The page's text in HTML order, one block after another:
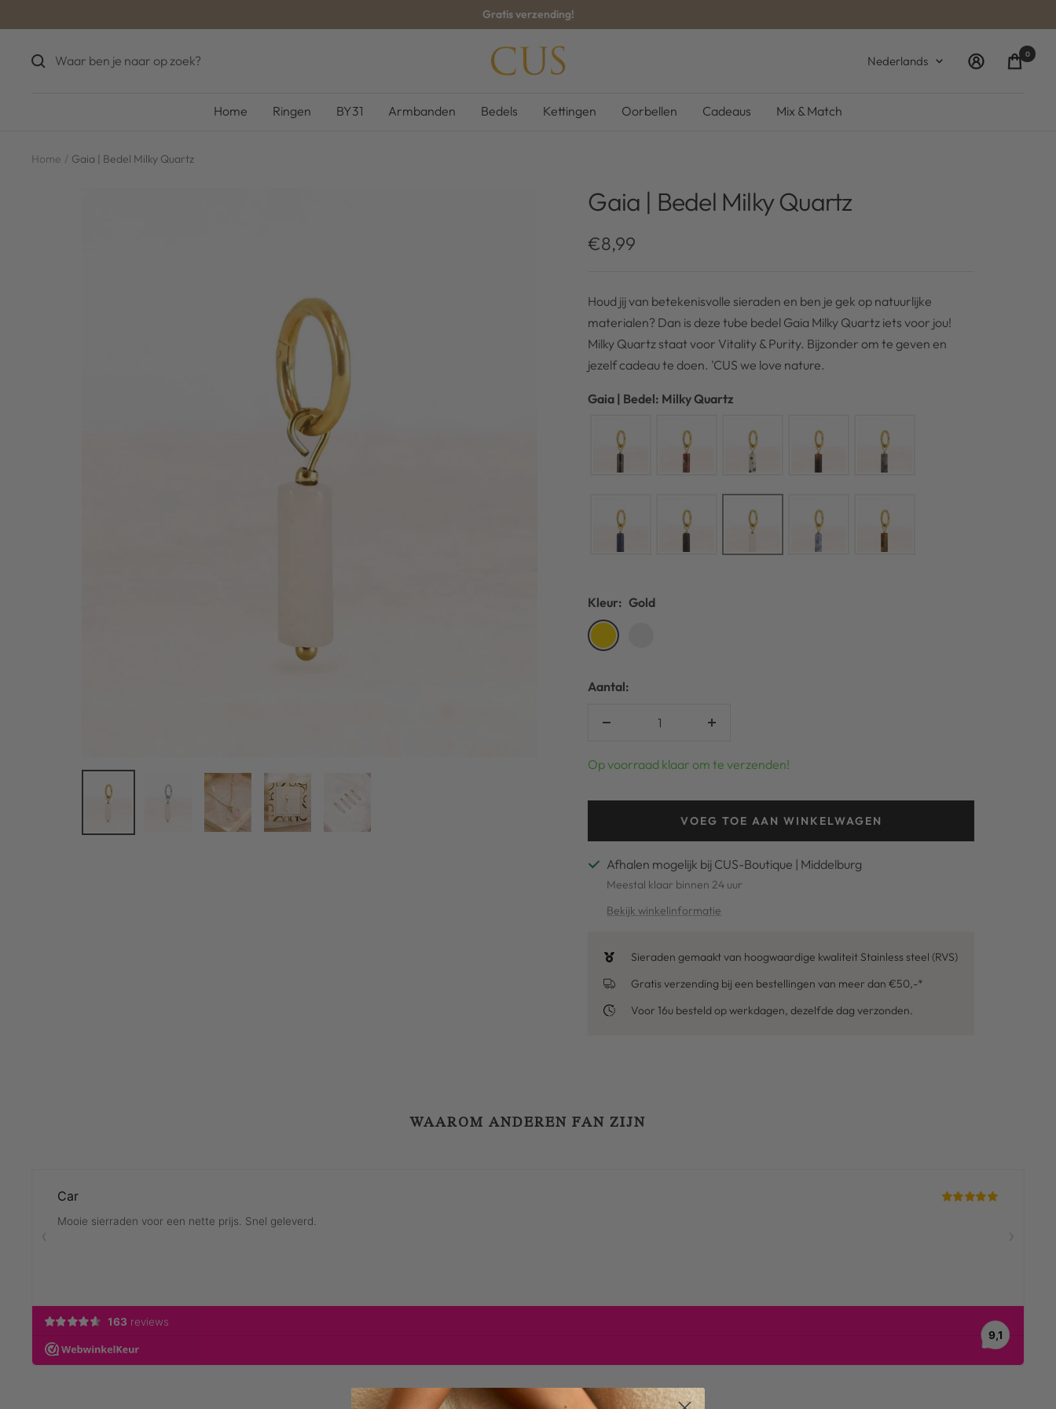
naar
inhoud
Gratis verzending!
CUS-
BOUTIQUE
Taal
Nederlands 0
Home Ringen BY31 Armbanden Bedels Kettingen Oorbellen Cadeaus Mix & Match
Home Gaia | Bedel Milky Quartz
Gaia | Bedel Milky Quartz
Kortingsprijs
€8,99
Houd jij van betekenisvolle sieraden en ben je gek op natuurlijke
materialen? Dan is deze tube bedel Gaia Milky Quartz iets voor jou!
Milky Quartz staat voor Vitality & Purity. Bijzonder om te geven en
jezelf cadeau te doen. 'CUS we love nature.
Gaia | Bedel: Milky Quartz
Kleur: Gold
Gold
Aantal:
Verhoog
Op voorraad klaar om te verzenden!
VOEG TOE AAN WINKELWAGEN
Afhalen mogelijk bij CUS-Boutique | Middelburg
Meestal klaar binnen 24 uur
Bekijk winkelinformatie
Sieraden gemaakt van hoogwaardige kwaliteit Stainless steel (RVS)
Gratis verzending bij een bestellingen van meer dan €50,-*
Voor 16u besteld op werkdagen, dezelfde dag verzonden.
WAAROM ANDEREN FAN ZIJN